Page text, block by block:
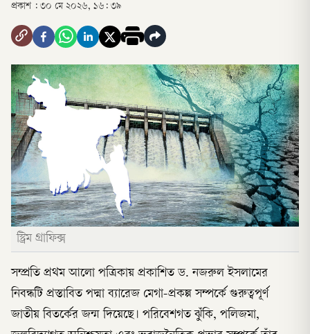
প্রকাশ : ৩০ মে ২০২৬, ১৬: ৩৯
স্ট্রিম গ্রাফিক্স
সম্প্রতি প্রথম আলো পত্রিকায় প্রকাশিত ড. নজরুল ইসলামের
নিবন্ধটি প্রস্তাবিত পদ্মা ব্যারেজ মেগা-প্রকল্প সম্পর্কে গুরুত্বপূর্ণ
জাতীয় বিতর্কের জন্ম দিয়েছে। পরিবেশগত ঝুঁকি, পলিজমা,